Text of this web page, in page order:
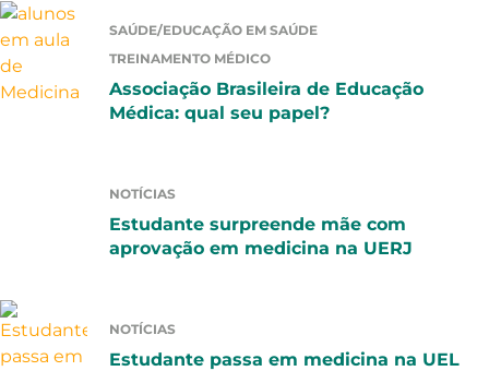
SAÚDE/EDUCAÇÃO EM SAÚDE
TREINAMENTO MÉDICO
Associação Brasileira de Educação
Médica: qual seu papel?
NOTÍCIAS
Estudante surpreende mãe com
aprovação em medicina na UERJ
NOTÍCIAS
Estudante passa em medicina na UEL